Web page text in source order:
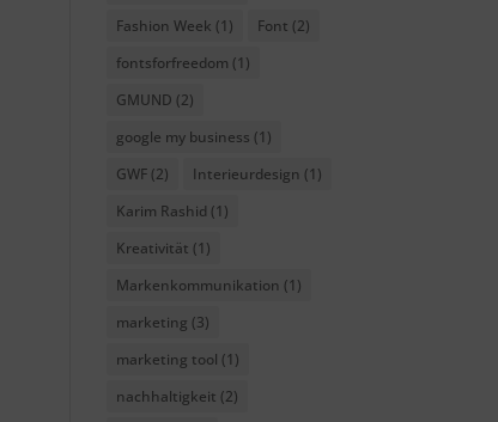
Fashion Week (1) Font (2)
fontsforfreedom (1)
GMUND (2)
google my business (1)
GWF(2) Interieurdesign (1)
Karim Rashid (1)
Kreativität (1)
Markenkommunikation (1)
marketing (3)
marketing tool (1)
nachhaltigkeit (2)